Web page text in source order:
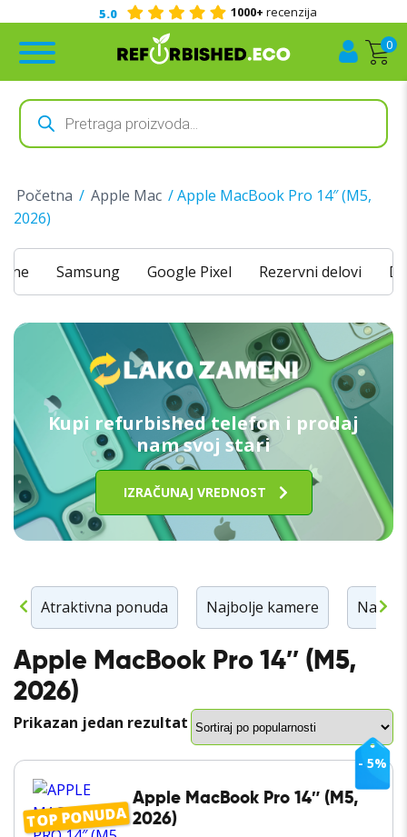
5.0 1000+ recenzija
0
Products
search
Početna / Apple Mac / Apple MacBook Pro 14″ (M5,
2026)
Samsung Google Pixel Rezervni delovi
Kupi refurbished telefon i prodaj
nam svoj stari
IZRAČUNAJ VREDNOST
Atraktivna ponuda Najbolje kamere
Apple MacBook Pro 14″ (M5,
2026)
Prikazan jedan rezultat
TOP PONUDA
- 5%
Apple MacBook Pro 14″ (M5,
2026)